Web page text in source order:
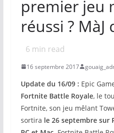
premier jeu
réussi ? MàJ
6 min read
16 septembre 2017
Update du 16/09 : Epic
Fortnite Battle Royale, le
Fortnite, son jeu mêlant
sortira le 26 septembre sur